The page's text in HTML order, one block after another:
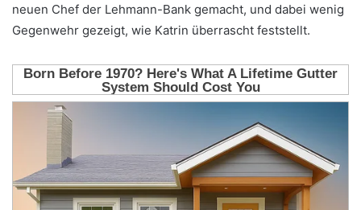
neuen Chef der Lehmann-Bank gemacht, und dabei wenig
Gegenwehr gezeigt, wie Katrin überrascht feststellt.